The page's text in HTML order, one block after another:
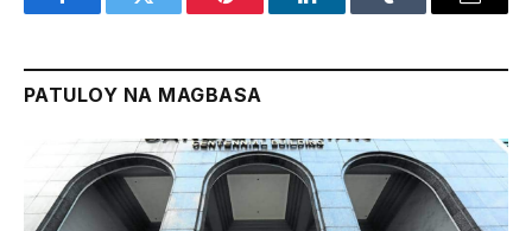
FacebookTwitter Pinterest LinkedInTumblr Email
PATULOY NA MAGBASA